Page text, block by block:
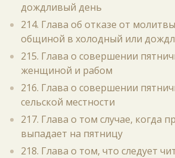
дождливый день
214. Глава об отказе от
общиной в холодный или
215. Глава о совершении
женщиной и рабом
216. Глава о совершении
сельской местности
217. Глава о том случае, когда
выпадает на пятницу
218. Глава о том, что следует